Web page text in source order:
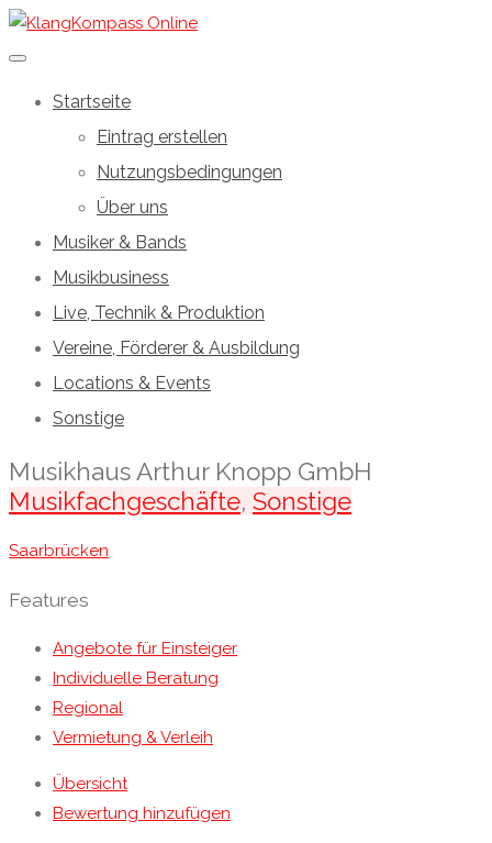
Startseite
Eintrag erstellen
Nutzungsbedingungen
Über uns
Musiker & Bands
Musikbusiness
Live, Technik & Produktion
Vereine, Förderer & Ausbildung
Locations & Events
Sonstige
Musikhaus Arthur Knopp GmbH
Musikfachgeschäfte, Sonstige
Saarbrücken
Features
Angebote für Einsteiger
Individuelle Beratung
Regional
Vermietung & Verleih
Übersicht
Bewertung hinzufügen